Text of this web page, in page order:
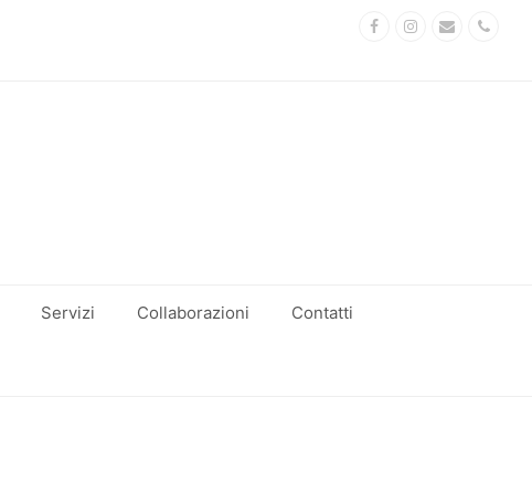
FacebookInstagram
Email
Servizi Collaborazioni Contatti